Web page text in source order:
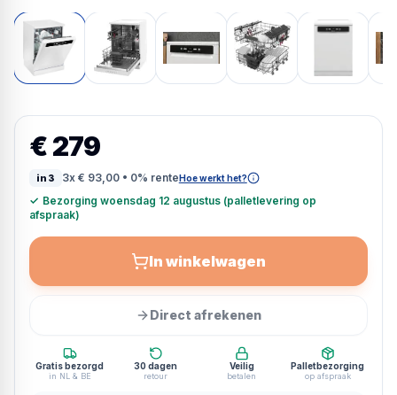
€ 279
in3 3x € 93,00• 0% renteHoe werkt het?
✓ Bezorging woensdag 12 augustus (palletlevering op
afspraak)
In winkelwagen
Direct afrekenen
Gratis bezorgd
in NL & BE
30 dagen
retour
Veilig
betalen
Palletbezorging
op afspraak